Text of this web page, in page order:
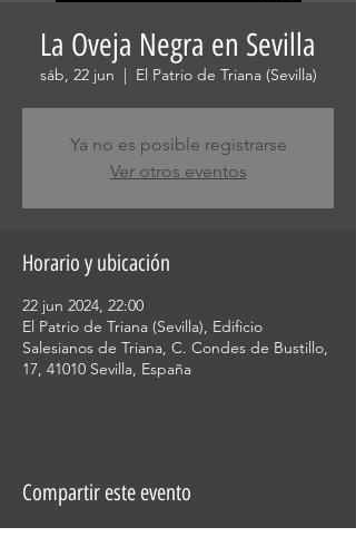
La Oveja Negra en Sevilla
sáb, 22 jun
  |
El Patrio de Triana (Sevilla)
Ya no es posible registrarse
Ver otros eventos
Horario y ubicación
22 jun 2024, 22:00
El Patrio de Triana (Sevilla), Edificio
Salesianos de Triana, C. Condes de Bustillo,
17, 41010 Sevilla, España
Compartir este evento